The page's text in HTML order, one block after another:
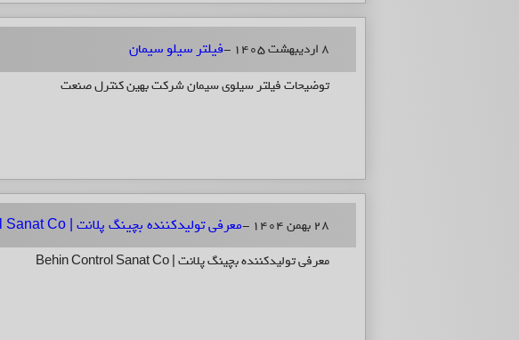
8 اردیبهشت 1405 - فیلتر سیلو سیمان
توضیحات فیلتر سیلوی سیمان شرکت بهین کنترل صنعت
28 بهمن 1404 - معرفی تولیدکننده بچینگ پلانت | Behin Control Sanat Co.
معرفی تولیدکننده بچینگ پلانت | Behin Control Sanat Co